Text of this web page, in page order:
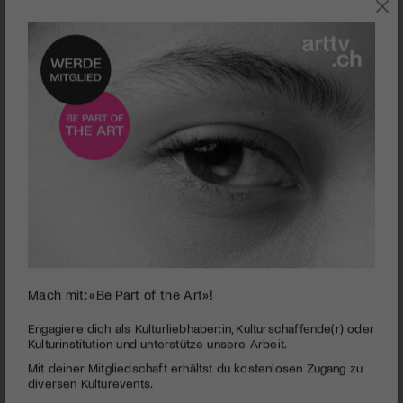
KULTURPOLITIK
seconds
minutes,
Neinsagen will gelernt sein
PUBLIZIERT AM 27. DEZEMBER 2024
Engagiere dich als Kulturliebhaber:in, Kulturschaffende(r) oder
Mit deiner Mitgliedschaft erhältst du kostenlosen Zugang zu